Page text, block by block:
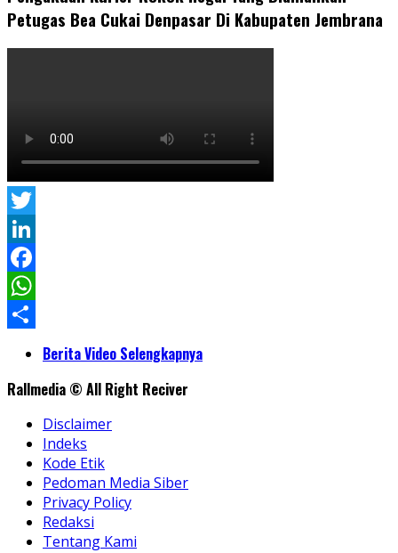
Petugas Bea Cukai Denpasar Di Kabupaten Jembrana
Twitter
LinkedIn
Facebook
WhatsApp
ShareBerita Video Selengkapnya
Rallmedia © All Right Reciver
Disclaimer
Indeks
Kode Etik
Pedoman Media Siber
Privacy Policy
Redaksi
Tentang Kami